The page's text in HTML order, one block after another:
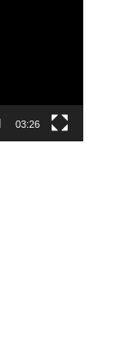
03:26